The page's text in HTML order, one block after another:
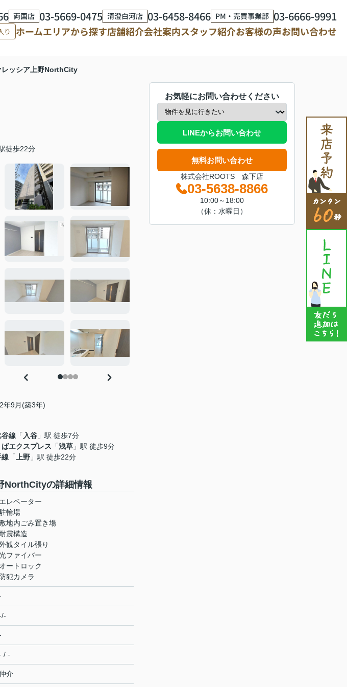
両国店 03-5669-0475 清澄白河店 03-6458-8466 PM・売買事業部 03-6666-9991
り ホームエリアから探す店舗紹介会社案内スタッフ紹介お客様の声お問い合わせ
レッシア上野NorthCity
徒歩22分
年9月(築3年)
谷線 「 入谷 」駅 徒歩7分
エクスプレス 「浅草 」駅 徒歩9分
線 「 上野 」駅 徒歩22分
NorthCityの詳細情報
エレベーター
輪場
地内ごみ置き場
震構造
観タイル張り
ファイバー
オートロック
防犯カメラ
/ -
介
お気軽にお問い合わせください
LINEからお問い合わせ
無料お問い合わせ
株式会社ROOTS 森下店
03-5638-8866
10:00～18:00
（休：水曜日）